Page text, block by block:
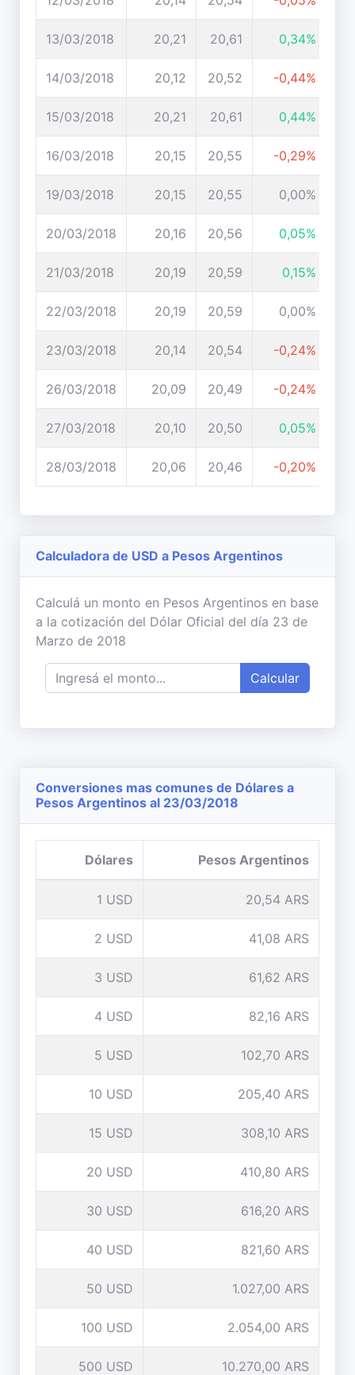
13/03/2018 20,21 20,61 0,34%
14/03/2018 20,12 20,52 -0,44%
15/03/2018 20,21 20,61 0,44%
16/03/2018 20,15 20,55 -0,29%
19/03/2018 20,15 20,55 0,00%
20/03/2018 20,16 20,56 0,05%
21/03/2018 20,19 20,59 0,15%
22/03/2018 20,19 20,59 0,00%
23/03/2018 20,14 20,54 -0,24%
26/03/2018 20,09 20,49 -0,24%
27/03/2018 20,10 20,50 0,05%
28/03/2018 20,06 20,46 -0,20%
Calculadora de USD a Pesos Argentinos
Calculá un monto en Pesos Argentinos en base
a la cotización del Dólar Oficial del día 23 de
Marzo de 2018
Calcular
Conversiones mas comunes de Dólares a
Pesos Argentinos al 23/03/2018
Dólares Pesos Argentinos
1 USD 20,54 ARS
2 USD 41,08 ARS
3 USD 61,62 ARS
4 USD 82,16 ARS
5 USD 102,70 ARS
10 USD 205,40 ARS
15 USD 308,10 ARS
20 USD 410,80 ARS
30 USD 616,20 ARS
40 USD 821,60 ARS
50 USD 1.027,00 ARS
100 USD 2.054,00 ARS
500 USD 10.270,00 ARS